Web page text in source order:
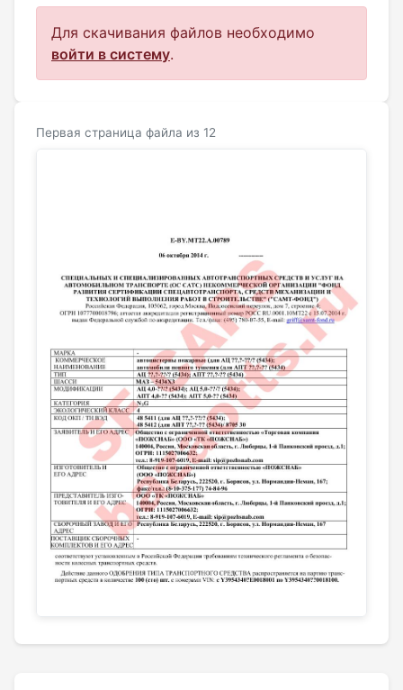
Для скачивания файлов необходимо
войти в систему.
Первая страница файла из 12